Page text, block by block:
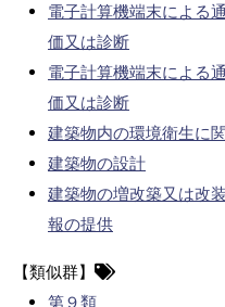
電子計算機端末による
価又は診断
電子計算機端末による
価又は診断
建築物内の環境衛生に
建築物の設計
建築物の増改築又は改
報の提供
【類似群】
第９類